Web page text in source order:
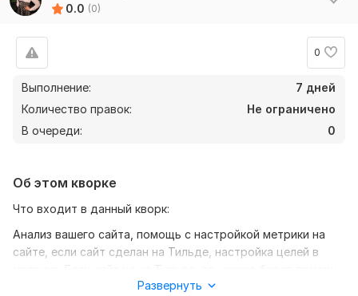
0.0 (0)
0
Выполнение:
7 дней
Количество правок:
Не ограничено
В очереди:
0
Об этом кворке
Что входит в данный кворк:
Анализ вашего сайта, помощь с настройкой метрики на
сайте, если сайт сделан на Тильде, настройка целей в
программиста, который делал сайт.
Развернуть